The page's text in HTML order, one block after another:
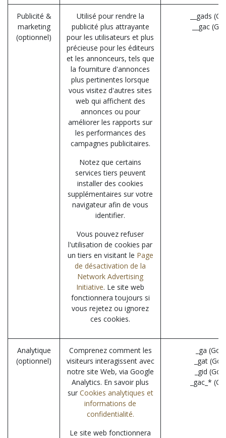
Publicité &
marketing
(optionnel)
Utilisé pour rendre la
publicité plus attrayante
pour les utilisateurs et plus
précieuse pour les éditeurs
et les annonceurs, tels que
la fourniture d'annonces
plus pertinentes lorsque
vous visitez d'autres sites
web qui affichent des
annonces ou pour
améliorer les rapports sur
les performances des
campagnes publicitaires.
Notez que certains
services tiers peuvent
installer des cookies
supplémentaires sur votre
navigateur afin de vous
identifier.
Vous pouvez refuser
l'utilisation de cookies par
un tiers en visitant le Page
de désactivation de la
Network Advertising
Initiative. Le site web
fonctionnera toujours si
vous rejetez ou ignorez
ces cookies.
__gads
__gac
Analytique
(optionnel)
Comprenez comment les
visiteurs interagissent avec
notre site Web, via Google
Analytics. En savoir plus
sur Cookies analytiques et
informations de
confidentialité.
Le site web fonctionnera
_ga
_gat
_gid
_gac_*